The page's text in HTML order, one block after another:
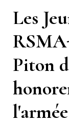
Les
Piton
l'armée